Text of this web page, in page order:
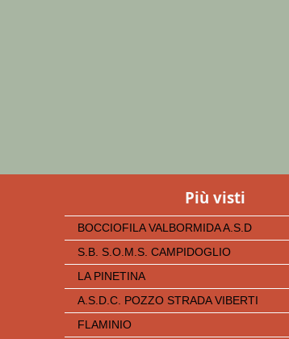
Più visti
BOCCIOFILA VALBORMIDA A.S.D
S.B. S.O.M.S. CAMPIDOGLIO
LA PINETINA
A.S.D.C. POZZO STRADA VIBERTI
FLAMINIO